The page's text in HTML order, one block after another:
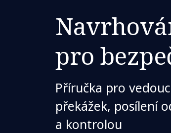
pro
Příručka pro
překážek, posílení
a kontrolou